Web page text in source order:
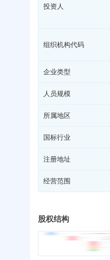
财务数据
投资人
组织机构代码
企业类型
人员规模
所属地区
国标行业
注册地址
经营范围
股权结构